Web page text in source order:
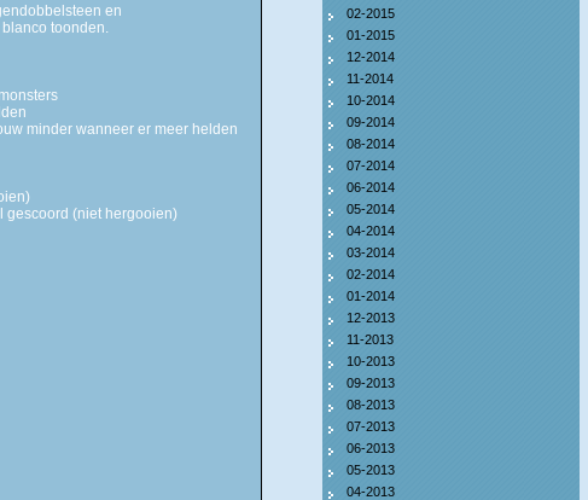
en
toonden.
minder wanneer er meer helden
gescoord (niet hergooien)
02-2015
01-2015
12-2014
11-2014
10-2014
09-2014
08-2014
07-2014
06-2014
05-2014
04-2014
03-2014
02-2014
01-2014
12-2013
11-2013
10-2013
09-2013
08-2013
07-2013
06-2013
05-2013
04-2013